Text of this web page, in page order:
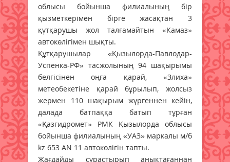
облысы бойынша филиалының бір
қызметкерімен бірге жасақтан 3
құтқарушы жол талғамайтын «Камаз»
автокөлігімен шықты.
Құтқарушылар «Қызылорда-Павлодар-
Успенка-РФ» тасжолының 94 шақырымы
белгісінен оңға қарай, «Злиха»
метеобекетіне қарай бұрылып, жолсыз
жермен 110 шақырым жүргеннен кейін,
далада батпаққа батып тұрған
«Қазгидромет» РМК Қызылорда облысы
бойынша филиалының «УАЗ» маркалы м/б
kz 653 AN 11 автокөлігін тапты.
Жағдайды сұрастырып анықтағаннан